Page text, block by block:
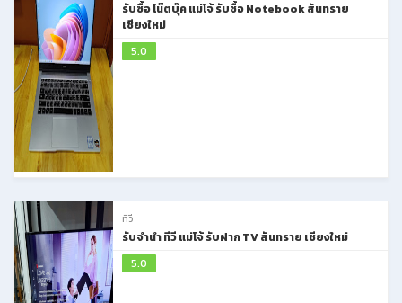
รับซื้อ โน๊ตบุ๊ค แม่โจ้ รับซื้อ Notebook สันทราย
เชียงใหม่
5.0
ทีวี
รับจำนำ ทีวี แม่โจ้ รับฝาก TV สันทราย เชียงใหม่
5.0